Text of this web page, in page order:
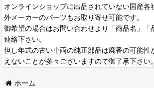
オンラインショップに出品されていない国産各
外メーカーのパーツもお取り寄せ可能です。
御希望の場合はお問い合わせより「商品名」「
連絡下さい。
但し年式の古い車両の純正部品は廃番の可能性
えないことが多々ございますので御了承下さい。
ホーム